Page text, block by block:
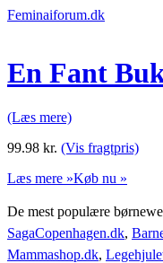
Feminaiforum.dk
En Fant
(Læs mere)
99.98 kr. (Vis fragtpris)
Læs mere »Køb nu »
De mest populære
SagaCopenhagen.dk,
Mammashop.dk,